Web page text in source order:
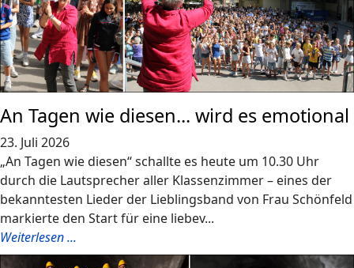
An Tagen wie diesen... wird es emotional
23. Juli 2026
„An Tagen wie diesen“ schallte es heute um 10.30 Uhr
durch die Lautsprecher aller Klassenzimmer – eines der
bekanntesten Lieder der Lieblingsband von Frau Schönfeld
markierte den Start für eine liebev...
Weiterlesen ...